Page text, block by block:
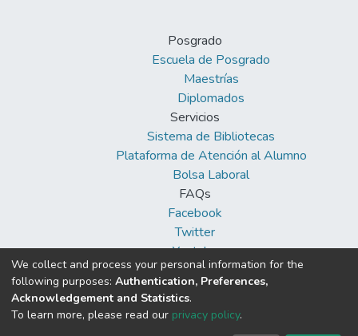
Posgrado
Escuela de Posgrado
Maestrías
Diplomados
Servicios
Sistema de Bibliotecas
Plataforma de Atención al Alumno
Bolsa Laboral
FAQs
Facebook
Twitter
Youtube
DSpace software copyright © 2002-2026
We collect and process your personal information for the
following purposes: Authentication, Preferences,
Acknowledgement and Statistics.
To learn more, please read our privacy policy.